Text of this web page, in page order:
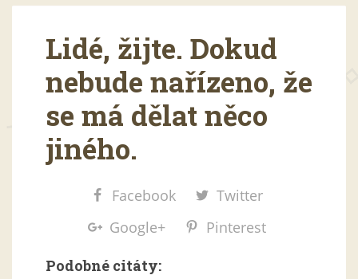
Lidé, žijte. Dokud
nebude nařízeno, že
se má dělat něco
jiného.
Facebook
Twitter
Google+
Pinterest
Podobné citáty: